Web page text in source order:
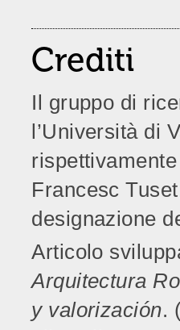
Crediti
Il gruppo di
l’Università di
Francesc
designazione
Articolo
Arquitectura
y valorización.